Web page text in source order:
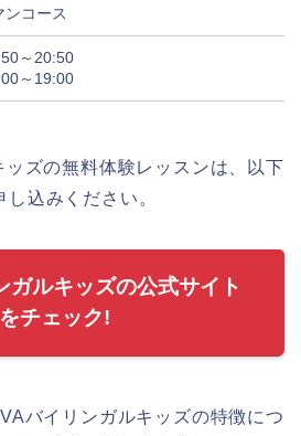
ンコース
～20:50
～19:00
ズの無料体験レッスンは、以下
込みください。
ガルキッズの公式サイト
をチェック!
バイリンガルキッズの特徴につ